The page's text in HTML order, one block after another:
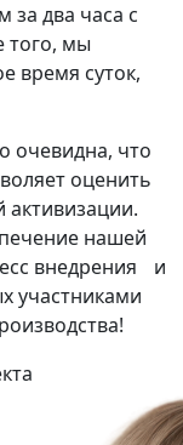
за два часа с
того, мы
время суток,
очевидна, что
оценить
активизации.
нашей
внедрения и
участниками